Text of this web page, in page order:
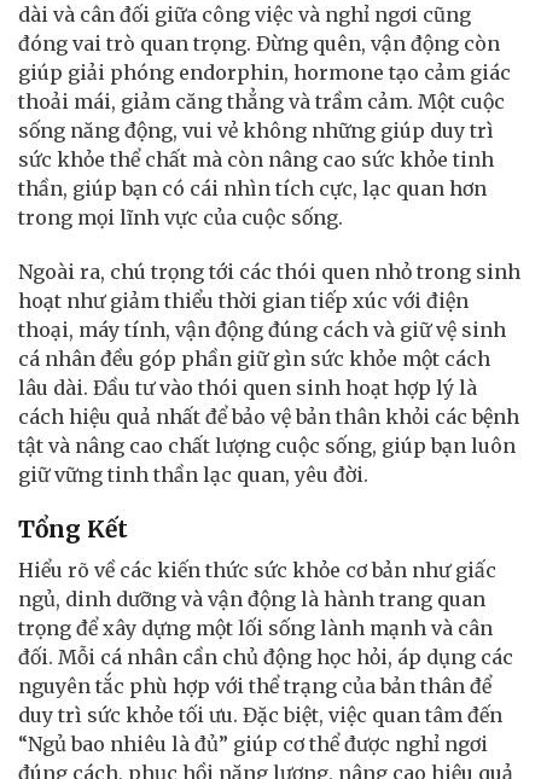
dài và cân đối giữa công việc và nghỉ ngơi cũng
đóng vai trò quan trọng. Đừng quên, vận động còn
giúp giải phóng endorphin, hormone tạo cảm giác
thoải mái, giảm căng thẳng và trầm cảm. Một cuộc
sống năng động, vui vẻ không những giúp duy trì
sức khỏe thể chất mà còn nâng cao sức khỏe tinh
thần, giúp bạn có cái nhìn tích cực, lạc quan hơn
trong mọi lĩnh vực của cuộc sống.
Ngoài ra, chú trọng tới các thói quen nhỏ trong sinh
hoạt như giảm thiểu thời gian tiếp xúc với điện
thoại, máy tính, vận động đúng cách và giữ vệ sinh
cá nhân đều góp phần giữ gìn sức khỏe một cách
lâu dài. Đầu tư vào thói quen sinh hoạt hợp lý là
cách hiệu quả nhất để bảo vệ bản thân khỏi các bệnh
tật và nâng cao chất lượng cuộc sống, giúp bạn luôn
giữ vững tinh thần lạc quan, yêu đời.
Tổng Kết
Hiểu rõ về các kiến thức sức khỏe cơ bản như giấc
ngủ, dinh dưỡng và vận động là hành trang quan
trọng để xây dựng một lối sống lành mạnh và cân
đối. Mỗi cá nhân cần chủ động học hỏi, áp dụng các
nguyên tắc phù hợp với thể trạng của bản thân để
duy trì sức khỏe tối ưu. Đặc biệt, việc quan tâm đến
“Ngủ bao nhiêu là đủ” giúp cơ thể được nghỉ ngơi
đúng cách, phục hồi năng lượng, nâng cao hiệu quả